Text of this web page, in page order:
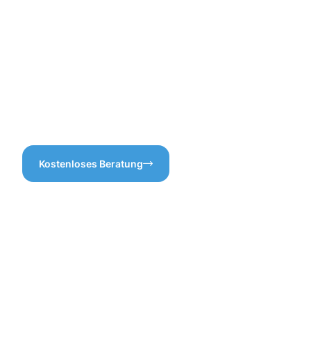
Kostenloses Beratung